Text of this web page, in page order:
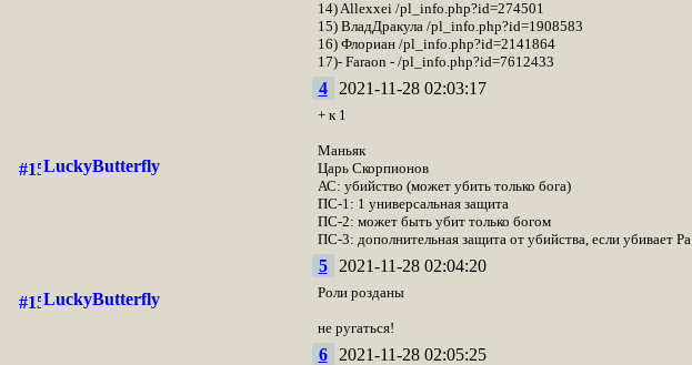
14) Allexxei /pl_info.php?id=274501
15) ВладДракула /pl_info.php?id=1908583
16) Флориан /pl_info.php?id=2141864
17)- Faraon - /pl_info.php?id=7612433
LuckyButterfly
4 2021-11-28 02:03:17
+ к 1
Маньяк
Царь Скорпионов
АС: убийство (может убить только бога)
ПС-1: 1 универсальная защита
ПС-2: может быть убит только богом
ПС-3: дополнительная защита от убийства, если убивает Ра
LuckyButterfly
5 2021-11-28 02:04:20
Роли розданы
не ругаться!
6 2021-11-28 02:05:25